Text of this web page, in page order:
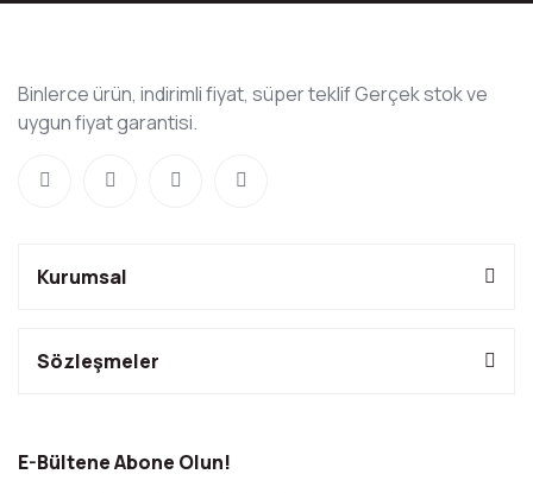
Binlerce ürün, indirimli fiyat, süper teklif Gerçek stok ve
uygun fiyat garantisi.
Kurumsal
Sözleşmeler
E-Bültene Abone Olun!